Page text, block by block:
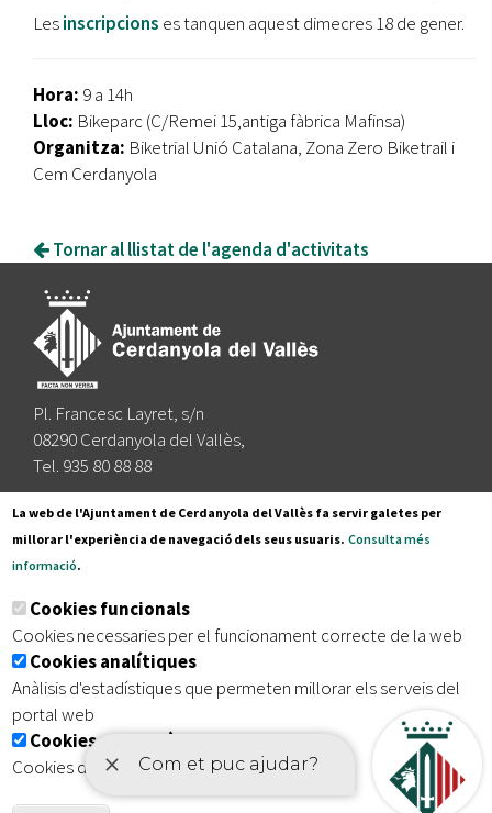
Lesinscripcions es tanquen aquest dimecres 18 de gener.
Hora: 9 a 14h
Lloc: Bikeparc (C/Remei 15,antiga fàbrica Mafinsa)
Organitza: Biketrial Unió Catalana, Zona Zero Biketrail i
Cem Cerdanyola
Tornar al llistat de l'agenda d'activitats
Pl. Francesc Layret, s/n
08290 Cerdanyola del Vallès,
Tel. 935 80 88 88
Segueix-nos a:
Subscriu-te al nostre butlletí
Inici | Avís legal | Protecció de dades
| Accessibilitat
La web de l'Ajuntament de Cerdanyola del Vallès fa servir galetes per
millorar l'experiència de navegació dels seus usuaris. Consulta més
informació.
Cookies funcionals
Cookies necessaries per el funcionament correcte de la web
Cookies analítiques
Anàlisis d'estadístiques que permeten millorar els serveis del
portal web
Cookies publicitàries
Cookies de tercers amb finalitat publicitària